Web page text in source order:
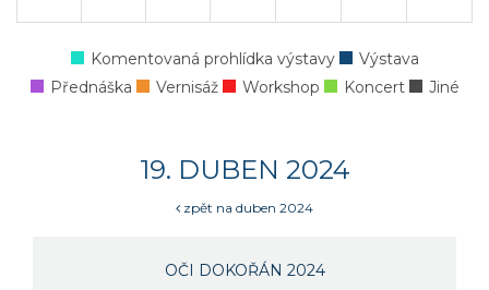
Komentovaná prohlídka výstavy
Výstava
Přednáška
Vernisáž Workshop Koncert Jiné
19. DUBEN 2024
zpět na duben 2024
OČI DOKOŘÁN 2024